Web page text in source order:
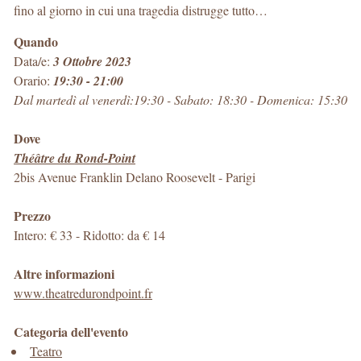
fino al giorno in cui una tragedia distrugge tutto…
Quando
Data/e:3 Ottobre 2023
Orario: 19:30 - 21:00
Dal martedì al venerdì:19:30 - Sabato: 18:30 - Domenica: 15:30
Dove
Théâtre du Rond-Point
2bis Avenue Franklin Delano Roosevelt-Parigi
Prezzo
Intero: € 33 - Ridotto: da € 14
Altre informazioni
www.theatredurondpoint.fr
Categoria dell'evento
Teatro